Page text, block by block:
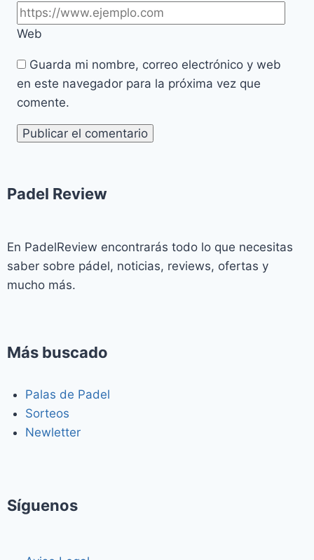
Web
Guarda mi nombre, correo electrónico y web
en este navegador para la próxima vez que
comente.
Padel Review​
En PadelReview encontrarás todo lo que necesitas
saber sobre pádel, noticias, reviews, ofertas y
mucho más.
Más buscado
Palas de Padel
Sorteos
Newletter
Síguenos